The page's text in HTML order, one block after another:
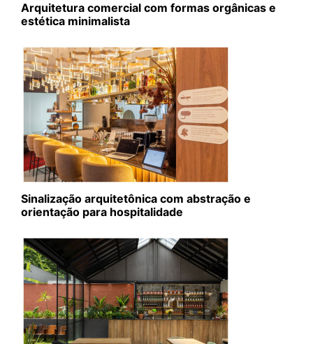
Arquitetura comercial com formas orgânicas e
estética minimalista
Sinalização arquitetônica com abstração e
orientação para hospitalidade